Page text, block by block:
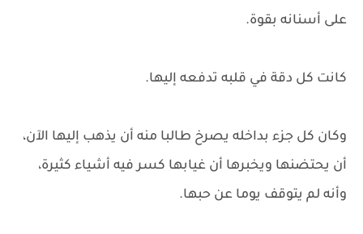
على أسنانه بقوة.
كانت كل دقة في قلبه تدفعه إليها.
وكان كل جزء بداخله يصرخ طالبا منه أن يذهب إليها الآن،
أن يحتضنها ويخبرها أن غيابها كسر فيه أشياء كثيرة،
وأنه لم يتوقف يوما عن حبها.